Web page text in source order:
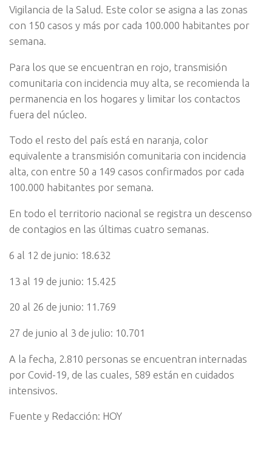
Vigilancia de la Salud. Este color se asigna a las zonas
con 150 casos y más por cada 100.000 habitantes por
semana.
Para los que se encuentran en rojo, transmisión
comunitaria con incidencia muy alta, se recomienda la
permanencia en los hogares y limitar los contactos
fuera del núcleo.
Todo el resto del país está en naranja, color
equivalente a transmisión comunitaria con incidencia
alta, con entre 50 a 149 casos confirmados por cada
100.000 habitantes por semana.
En todo el territorio nacional se registra un descenso
de contagios en las últimas cuatro semanas.
6 al 12 de junio: 18.632
13 al 19 de junio: 15.425
20 al 26 de junio: 11.769
27 de junio al 3 de julio: 10.701
A la fecha, 2.810 personas se encuentran internadas
por Covid-19, de las cuales, 589 están en cuidados
intensivos.
Fuente y Redacción: HOY